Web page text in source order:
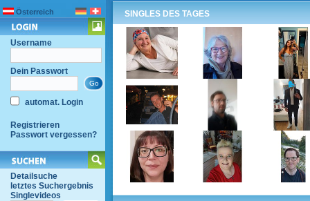
Österreich
Username
Dein Passwort
automat. Login
Registrieren
Passwort vergessen?
Detailsuche
letztes Suchergebnis
Singlevideos
SINGLES DES TAGES